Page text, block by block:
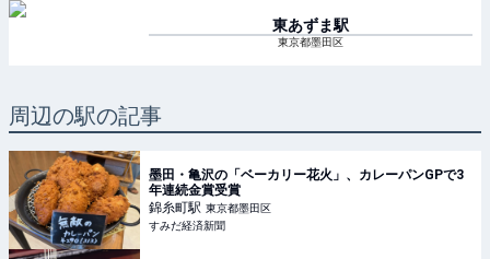
東あずま駅
東京都墨田区
周辺の駅の記事
墨田・亀沢の「ベーカリー花火」、カレーパンGPで3
年連続金賞受賞
錦糸町駅 東京都墨田区
すみだ経済新聞